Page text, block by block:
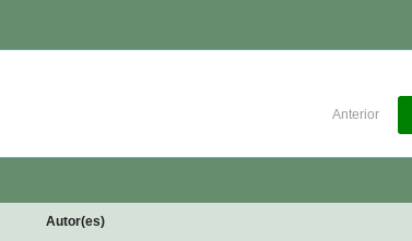
Anterior
Autor(es)